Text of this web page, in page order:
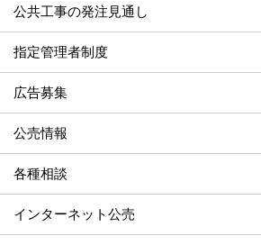
公共工事の発注見通し
指定管理者制度
広告募集
公売情報
各種相談
インターネット公売